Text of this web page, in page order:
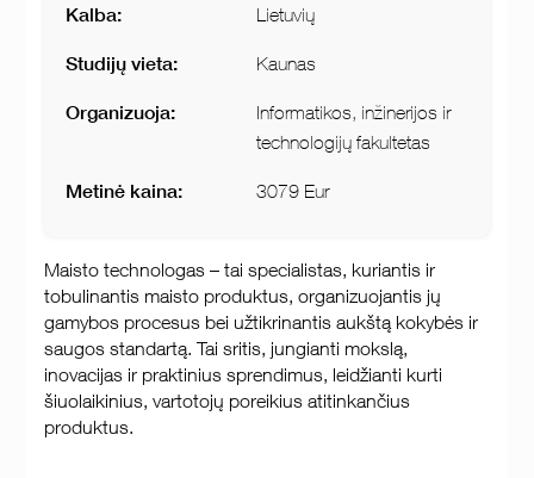
Maisto technologas – tai specialistas, kuriantis ir
tobulinantis maisto produktus, organizuojantis jų
gamybos procesus bei užtikrinantis aukštą kokybės ir
saugos standartą. Tai sritis, jungianti mokslą,
inovacijas ir praktinius sprendimus, leidžianti kurti
šiuolaikinius, vartotojų poreikius atitinkančius
produktus.
Kalba: Lietuvių
Studijų vieta: Kaunas
Organizuoja:
Informatikos, inžinerijos ir
technologijų fakultetas
Metinė kaina: 3079 Eur